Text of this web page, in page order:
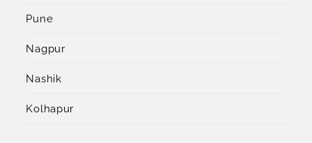
Pune
Nagpur
Nashik
Kolhapur